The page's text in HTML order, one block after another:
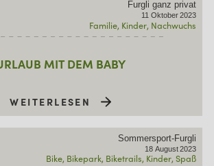
Furgli ganz privat
11 Oktober 2023
Familie Kinder Nachwuchs
MIT DEM BABY
WEITERLESEN
Sommersport-Furgli
18 August 2023
Bike Bikepark Biketrails Kinder Spaß